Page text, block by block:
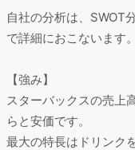
自社の分析は、SWOT
で詳細におこないます。
【強み】
スターバックスの売上
らと安価です。
最大の特長はドリンク